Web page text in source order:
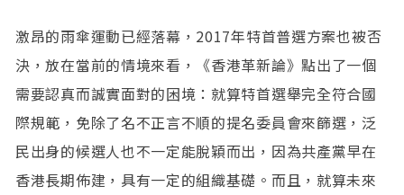
激昂的雨傘運動已經落幕，2017年特首普選方案也被否
決，放在當前的情境來看，《香港革新論》點出了一個
需要認真而誠實面對的困境：就算特首選舉完全符合國
際規範，免除了名不正言不順的提名委員會來篩選，泛
民出身的候選人也不一定能脫穎而出，因為共產黨早在
香港長期佈建，具有一定的組織基礎。而且，就算未來